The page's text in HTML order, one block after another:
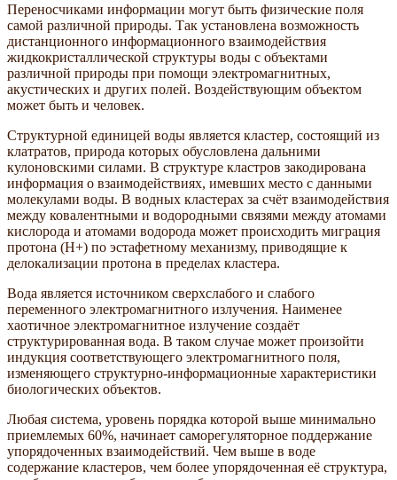
Переносчиками информации могут быть физические поля
самой различной природы. Так установлена возможность
дистанционного информационного взаимодействия
жидкокристаллической структуры воды с объектами
различной природы при помощи электромагнитных,
акустических и других полей. Воздействующим объектом
может быть и человек.
Структурной единицей воды является кластер, состоящий из
клатратов, природа которых обусловлена дальними
кулоновскими силами. В структуре кластров закодирована
информация о взаимодействиях, имевших место с данными
молекулами воды. В водных кластерах за счёт взаимодействия
между ковалентными и водородными связями между атомами
кислорода и атомами водорода может происходить миграция
протона (Н+) по эстафетному механизму, приводящие к
делокализации протона в пределах кластера.
Вода является источником сверхслабого и слабого
переменного электромагнитного излучения. Наименее
хаотичное электромагнитное излучение создаёт
структурированная вода. В таком случае может произойти
индукция соответствующего электромагнитного поля,
изменяющего структурно-информационные характеристики
биологических объектов.
Любая система, уровень порядка которой выше минимально
приемлемых 60%, начинает саморегуляторное поддержание
упорядоченных взаимодействий. Чем выше в воде
содержание кластеров, чем более упорядоченная её структура,